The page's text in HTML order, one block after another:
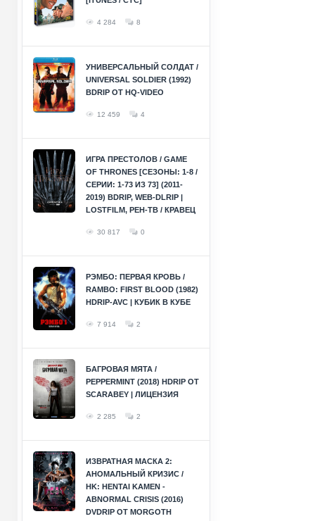
4 284 8
УНИВЕРСАЛЬНЫЙ СОЛДАТ /
UNIVERSAL SOLDIER (1992)
BDRIP ОТ HQ-VIDEO
12 459 4
ИГРА ПРЕСТОЛОВ / GAME
OF THRONES [СЕЗОНЫ: 1-8 /
СЕРИИ: 1-73 ИЗ 73] (2011-
2019) BDRIP, WEB-DLRIP |
LOSTFILM, РЕН-ТВ / КРАВЕЦ
30 817 0
РЭМБО: ПЕРВАЯ КРОВЬ /
RAMBO: FIRST BLOOD (1982)
HDRIP-AVC | КУБИК В КУБЕ
7 914 2
БАГРОВАЯ МЯТА /
PEPPERMINT (2018) HDRIP ОТ
SCARABEY | ЛИЦЕНЗИЯ
2 285 2
ИЗВРАТНАЯ МАСКА 2:
АНОМАЛЬНЫЙ КРИЗИС /
HK: HENTAI KAMEN -
ABNORMAL CRISIS (2016)
DVDRIP ОТ MORGOTH